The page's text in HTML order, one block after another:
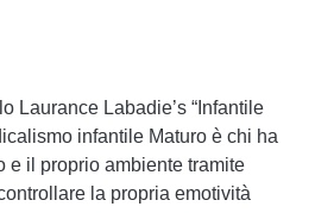
Laurance Labadie’s “Infantile
infantile Maturo è chi ha
e il proprio ambiente tramite
la propria emotività